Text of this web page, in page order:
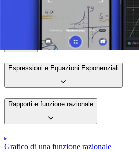
Espressioni e Equazioni Esponenziali
Rapporti e funzione razionale
Grafico di una funzione razionale